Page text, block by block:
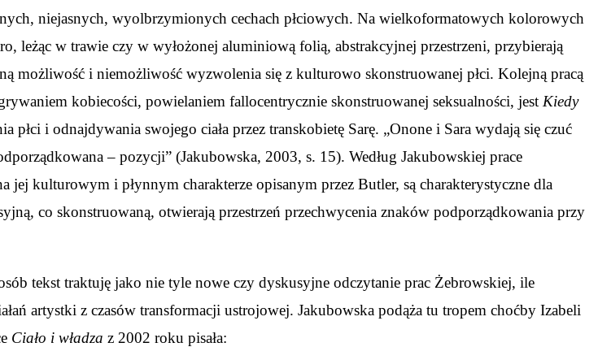
niejasnych, wyolbrzymionych cechach płciowych. Na wielkoformatowych kolorowych
leżąc w trawie czy w wyłożonej aluminiową folią, abstrakcyjnej przestrzeni, przybierają
możliwość i niemożliwość wyzwolenia się z kulturowo skonstruowanej płci. Kolejną pracą
kobiecości, powielaniem fallocentrycznie skonstruowanej seksualności, jest Kiedy
i odnajdywania swojego ciała przez transkobietę Sarę. „Onone i Sara wydają się czuć
– pozycji” (Jakubowska, 2003, s. 15). Według Jakubowskiej prace
kulturowym i płynnym charakterze opisanym przez Butler, są charakterystyczne dla
co skonstruowaną, otwierają przestrzeń przechwycenia znaków podporządkowania przy
tekst traktuję jako nie tyle nowe czy dyskusyjne odczytanie prac Żebrowskiej, ile
artystki z czasów transformacji ustrojowej. Jakubowska podąża tu tropem choćby Izabeli
Ciało i władza z 2002 roku pisała: